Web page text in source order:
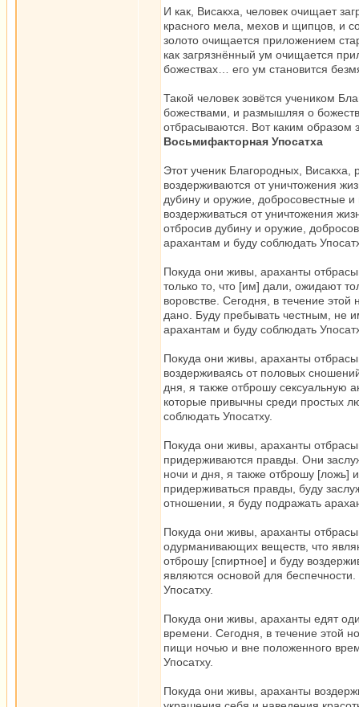
И как, Висакха, человек очищает
красного мела, мехов и щипцов, и
золото очищается приложением
как загрязнённый ум очищается
божествах… его ум становится
Такой человек зовётся учеником
божествами, и размышляя о
отбрасываются. Вот каким
Восьмифакторная Упосатха
Этот ученик Благородных,
воздерживаются от уничтожения
дубину и оружие, добросовестные
воздерживаться от уничтожения
отбросив дубину и оружие,
арахантам и буду соблюдать
Покуда они живы, араханты
только то, что [им] дали, ожидают
воровстве. Сегодня, в течение этой
дано. Буду пребывать честным, не
арахантам и буду соблюдать
Покуда они живы, араханты
воздерживаясь от половых
дня, я также отброшу сексуальную
которые привычны среди простых
соблюдать Упосатху.
Покуда они живы, араханты
придерживаются правды. Они
ночи и дня, я также отброшу [ложь]
придерживаться правды, буду
отношении, я буду подражать
Покуда они живы, араханты
одурманивающих веществ, что
отброшу [спиртное] и буду
являются основой для
Упосатху.
Покуда они живы, араханты едят
времени. Сегодня, в течение этой
пищи ночью и вне положенного
Упосатху.
Покуда они живы, араханты